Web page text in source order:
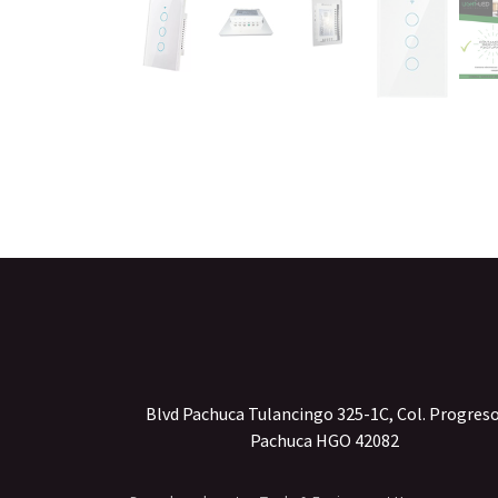
Blvd Pachuca Tulancingo 325-1C, Col.
Pachuca HGO 42082